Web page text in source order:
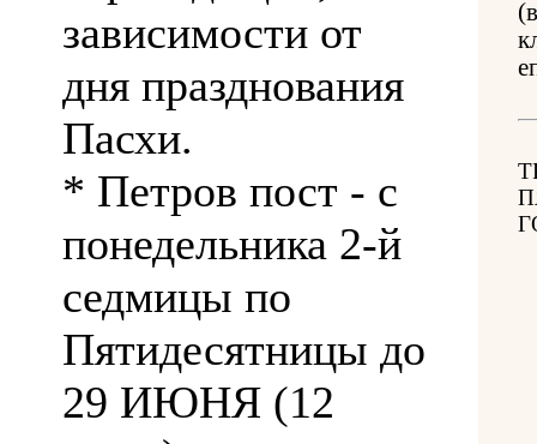
зависимости от
дня празднования
Пасхи.
* Петров пост - с
понедельника 2-й
седмицы по
Пятидесятницы до
29 ИЮНЯ (12